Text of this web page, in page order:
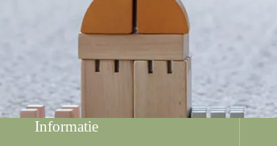
Informatie